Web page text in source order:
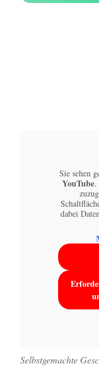
Sie sehen
YouTube.
dabei
Selbstgemachte